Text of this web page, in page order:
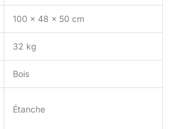
100 x 48 x 50 cm
32 kg
Bois
Étanche